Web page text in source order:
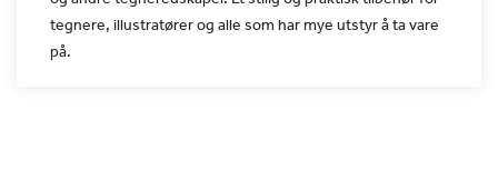
tegnere, illustratører og alle som har mye utstyr å ta vare
på.